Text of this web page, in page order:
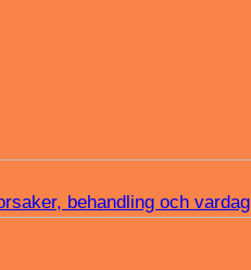
behandling och vardag